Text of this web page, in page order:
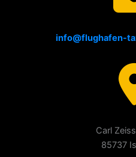
info@flughafen-
Carl
85737